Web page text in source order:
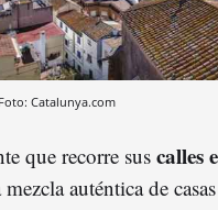
Catalunya.com
que recorre sus calles
auténtica de